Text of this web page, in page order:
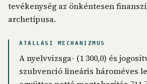
tevékenység az önkéntesen
archetípusa.
ÁTÁLLÁSI MECHANIZMUS
A nyelvvizsga- (1 300,0) és
szubvenció lineáris hároméves